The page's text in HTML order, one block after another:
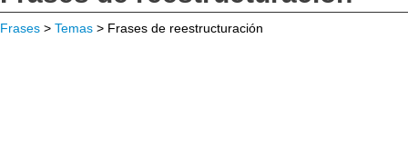
Frases > Temas > Frases de reestructuración